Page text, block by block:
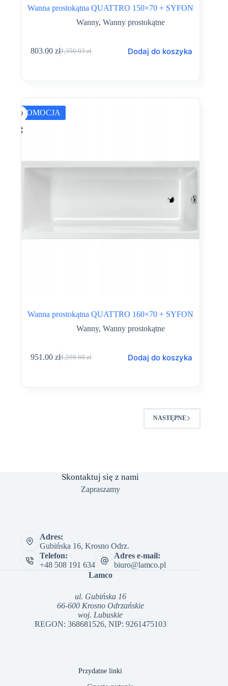
Wanna prostokątna QUATTRO 150×70 + SYFON
Wanny,Wanny prostokątne
1,350.03zł
Pierwotna
803.00 złAktualna
Dodaj do koszyka
PROMOCJA
Wanna prostokątna QUATTRO 160×70 + SYFON
Wanny,Wanny prostokątne
1,598.60zł
Pierwotna
951.00 złAktualna
Dodaj do koszyka
NASTĘPNE
Skontaktuj się z nami
Zapraszamy
Adres:
Gubińska 16, Krosno Odrz.
Telefon:
+48 508 191 634
Adres e-mail:
biuro@lamco.pl
Lamco
ul. Gubińska 16
66-600 Krosno Odrzańskie
woj. Lubuskie
REGON: 368681526, NIP: 9261475103
Przydatne linki